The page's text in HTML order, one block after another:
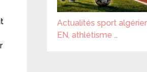
Actualités sport
EN, athlétisme …